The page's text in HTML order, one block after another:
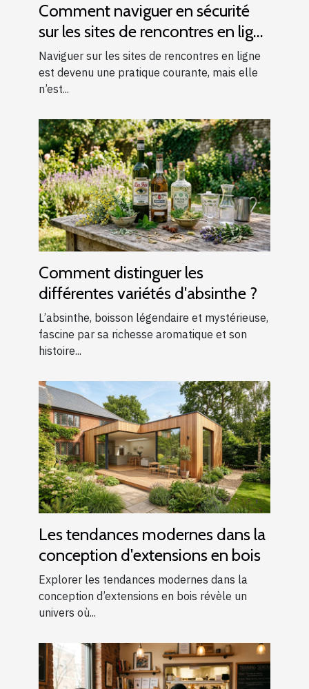
Comment naviguer en sécurité
sur les sites de rencontres en ligne
?
Naviguer sur les sites de rencontres en ligne
est devenu une pratique courante, mais elle
n’est...
Comment distinguer les
différentes variétés d'absinthe ?
L’absinthe, boisson légendaire et mystérieuse,
fascine par sa richesse aromatique et son
histoire...
Les tendances modernes dans la
conception d'extensions en bois
Explorer les tendances modernes dans la
conception d’extensions en bois révèle un
univers où...